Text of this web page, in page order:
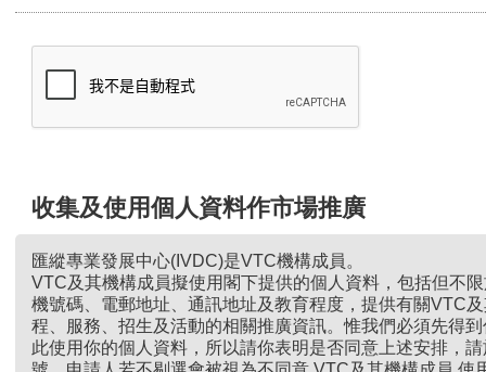
收集及使用個人資料作市場推廣
匯縱專業發展中心(IVDC)是VTC機構成員。
VTC及其機構成員擬使用閣下提供的個人資料，包括但不
機號碼、電郵地址、通訊地址及教育程度，提供有關VTC
程、服務、招生及活動的相關推廣資訊。惟我們必須先得
此使用你的個人資料，所以請你表明是否同意上述安排，